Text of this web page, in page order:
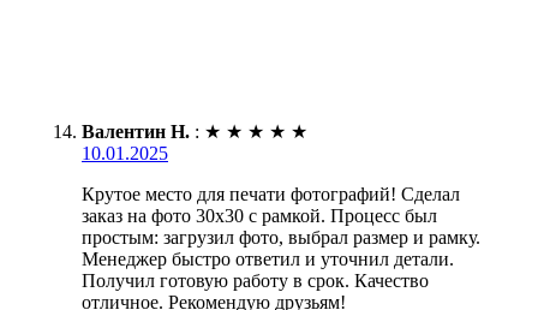
Валентин Н. : ★ ★ ★ ★ ★
10.01.2025
Крутое место для печати фотографий! Сделал
заказ на фото 30х30 с рамкой. Процесс был
простым: загрузил фото, выбрал размер и рамку.
Менеджер быстро ответил и уточнил детали.
Получил готовую работу в срок. Качество
отличное. Рекомендую друзьям!